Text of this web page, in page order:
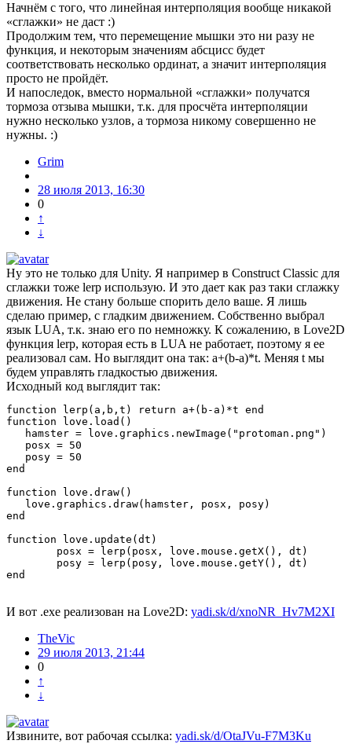
Начнём с того, что линейная интерполяция вообще никакой
«сглажки» не даст :)
Продолжим тем, что перемещение мышки это ни разу не
функция, и некоторым значениям абсцисс будет
соответствовать несколько ординат, а значит интерполяция
просто не пройдёт.
И напоследок, вместо нормальной «сглажки» получатся
тормоза отзыва мышки, т.к. для просчёта интерполяции
нужно несколько узлов, а тормоза никому совершенно не
нужны. :)
Grim
28 июля 2013, 16:30
0
↑
↓
Ну это не только для Unity. Я например в Construct Classic для
сглажки тоже lerp использую. И это дает как раз таки сглажку
движения. Не стану больше спорить дело ваше. Я лишь
сделаю пример, с гладким движением. Собственно выбрал
язык LUA, т.к. знаю его по немножку. К сожалению, в Love2D
функция lerp, которая есть в LUA не работает, поэтому я ее
реализовал сам. Но выглядит она так: a+(b-a)*t. Меняя t мы
будем управлять гладкостью движения.
Исходный код выглядит так:
function lerp(a,b,t) return a+(b-a)*t end
function love.load()
   hamster = love.graphics.newImage("protoman.png")
   posx = 50
   posy = 50
end
function love.draw()
   love.graphics.draw(hamster, posx, posy)
end
function love.update(dt)
end
И вот .exe реализован на Love2D: yadi.sk/d/xnoNR_Hv7M2XI
TheVic
29 июля 2013, 21:44
0
↑
↓
Извините, вот рабочая ссылка: yadi.sk/d/OtaJVu-F7M3Ku